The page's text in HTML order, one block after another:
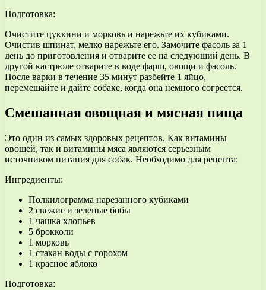
Подготовка:
Очистите цуккини и морковь и нарежьте их кубиками.
Очистив шпинат, мелко нарежьте его. Замочите фасоль за 1
день до приготовления и отварите ее на следующий день. В
другой кастрюле отварите в воде фарш, овощи и фасоль.
После варки в течение 35 минут разбейте 1 яйцо,
перемешайте и дайте собаке, когда она немного согреется.
Смешанная овощная и мясная пища
Это один из самых здоровых рецептов. Как витамины
овощей, так и витамины мяса являются серьезным
источником питания для собак. Необходимо для рецепта:
Ингредиенты:
Полкилограмма нарезанного кубиками
2 свежие и зеленые бобы
1 чашка хлопьев
5 брокколи
1 морковь
1 стакан воды с горохом
1 красное яблоко
Подготовка: